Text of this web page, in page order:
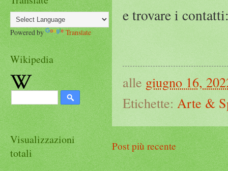
e trovare i
alle giugno 16,
Etichette: Arte &
Post più recente
Powered by Translate
Wikipedia
Visualizzazioni
totali